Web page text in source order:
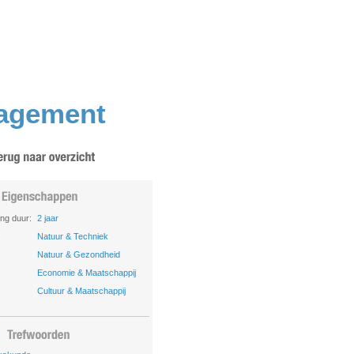
duur:
2 jaar
Natuur & Techniek
Natuur & Gezondheid
Economie & Maatschappij
Cultuur & Maatschappij